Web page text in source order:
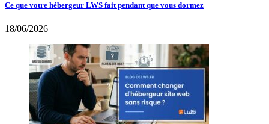
Ce que votre hébergeur LWS fait pendant que vous dormez
18/06/2026